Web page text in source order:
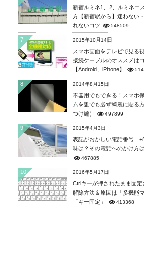
新宿ルミネ1、2、ルミネエ
方【新宿駅から】迷わない
れないコツ
548509
7 2015年10月14日
スマホ画面をテレビで見る
接続ケーブルのオススメはコ
【Android、iPhone】
8 2014年8月15日
不器用でもできる！スマホ
ムを誰でも必ず綺麗に貼る
つけ編）
497899
9 2015年4月3日
表記がおかしい電話番号「
味は？その電話へのかけ方
467885
10 2016年5月17日
Ctrlキーが押されたまま固定
解除方法＆原因は「多機能
「キー固定」
413368